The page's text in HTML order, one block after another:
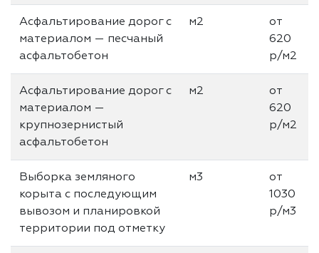
Асфальтирование дорог с
материалом — песчаный
асфальтобетон
м2
от
620
р/м2
Асфальтирование дорог с
материалом —
крупнозерниcтый
асфальтобетон
м2
от
620
р/м2
Выборка земляного
корыта с последующим
вывозом и планировкой
территории под отметку
м3
от
1030
р/м3